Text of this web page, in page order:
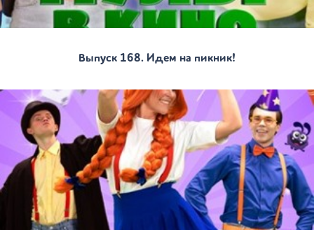
Выпуск 168. Идем на пикник!